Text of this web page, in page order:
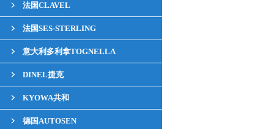
法国CLAVEL
法国SES-STERLING
意大利多利拿TOGNELLA
DINEL捷克
KYOWA共和
德国AUTOSEN